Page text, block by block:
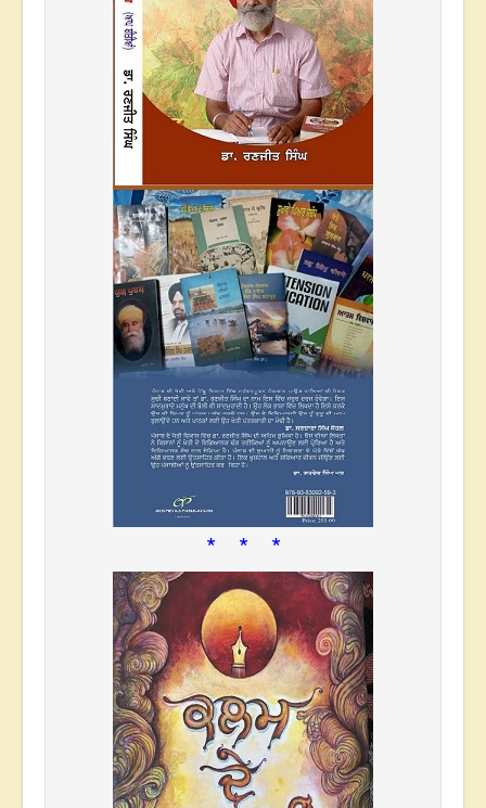
* * *